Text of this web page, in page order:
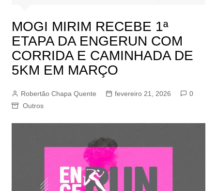
MOGI MIRIM RECEBE 1ª
ETAPA DA ENGERUN COM
CORRIDA E CAMINHADA DE
5KM EM MARÇO
Robertão Chapa Quente fevereiro 21, 2026
0
Outros